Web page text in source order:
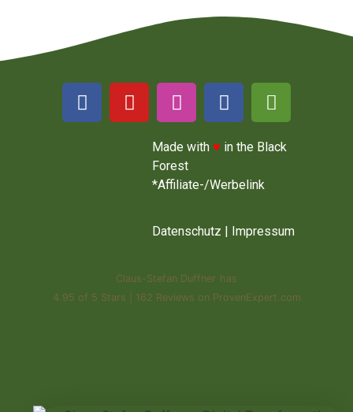
Made with ♥ in the Black
Forest
*Affiliate-/Werbelink
Datenschutz | Impressum
Claus-Stefan Duffner has
4.95 of 5 Stars 162 Reviews on ProvenExpert.com